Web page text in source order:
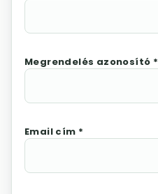
Megrendelés azonosító *
Email cím *